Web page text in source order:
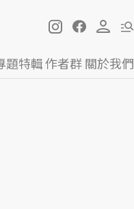
題特輯作者群關於我們